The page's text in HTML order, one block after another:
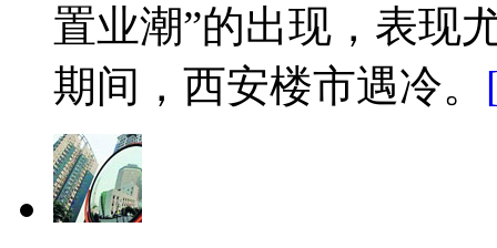
置业潮”的出现，表现
期间，西安楼市遇冷。